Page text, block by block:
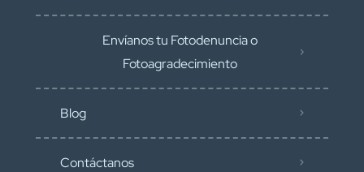
Envíanos tu Fotodenuncia o
Fotoagradecimiento
Blog
Contáctanos